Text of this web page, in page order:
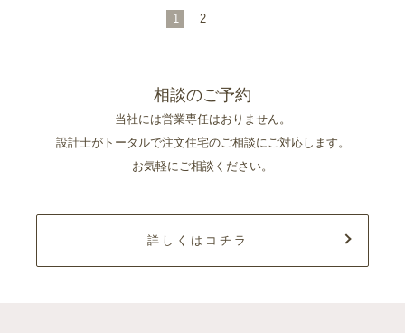
1 2
相談のご予約
当社には営業専任はおりません。
設計士がトータルで注文住宅のご相談にご対応します。
お気軽にご相談ください。
詳しくはコチラ